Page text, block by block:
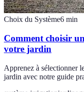
Choix du Système6 min
Comment choisir
votre jardin
Apprenez à sélectionner
jardin avec notre guide